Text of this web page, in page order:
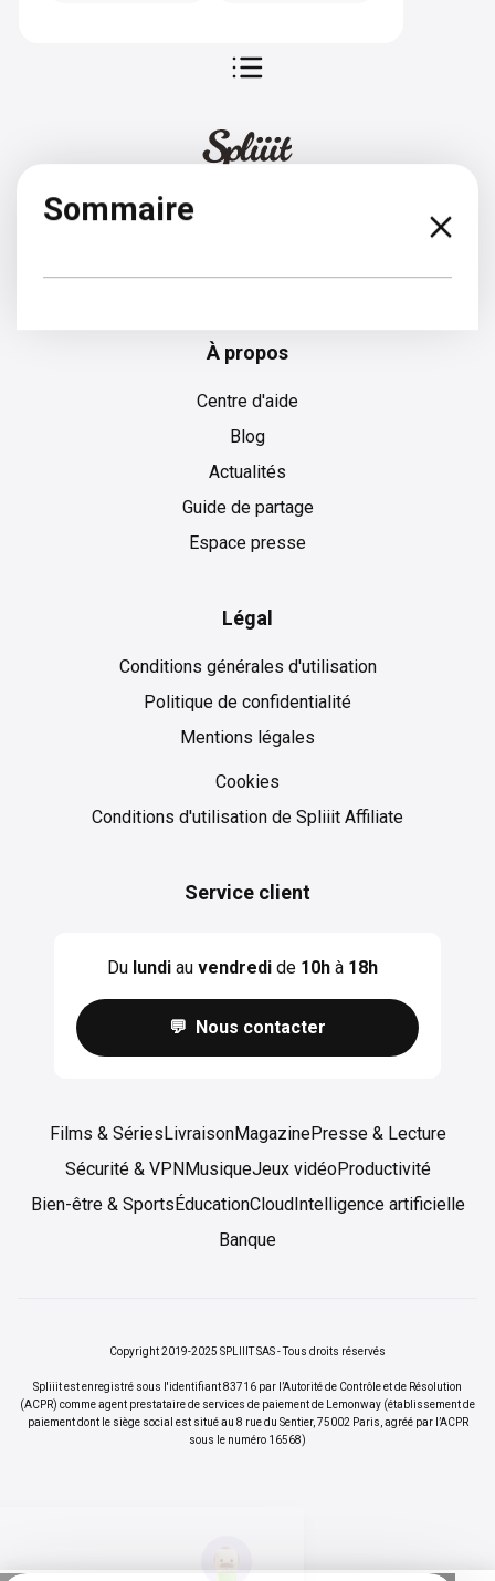
Sommaire
À propos
Centre d'aide
Blog
Actualités
Guide de partage
Espace presse
Légal
Conditions générales d'utilisation
Politique de confidentialité
Mentions légales
Cookies
Cookies
Conditions d'utilisation de Spliiit Affiliate
Service client
Du lundiau vendredide 10hà 18h
💬 Nous contacter
Films & Séries LivraisonMagazinePresse & Lecture
Sécurité & VPN MusiqueJeux vidéoProductivité
Bien-être & Sports ÉducationCloud Intelligence artificielle
Banque
Copyright 2019-2025 SPLIIIT SAS - Tous droits réservés
Spliiit est enregistré sous l'identifiant 83716 par l’Autorité de Contrôle et de Résolution
(ACPR) comme agent prestataire de services de paiement de Lemonway (établissement de
paiement dont le siège social est situé au 8 rue du Sentier, 75002 Paris, agréé par l’ACPR
sous le numéro 16568)